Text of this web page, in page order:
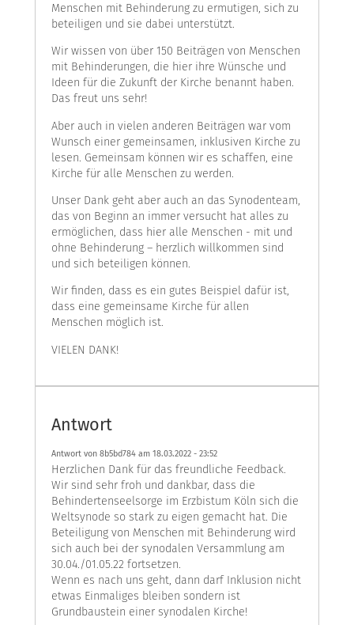
Menschen mit Behinderung zu ermutigen, sich zu
beteiligen und sie dabei unterstützt.
Wir wissen von über 150 Beiträgen von Menschen
mit Behinderungen, die hier ihre Wünsche und
Ideen für die Zukunft der Kirche benannt haben.
Das freut uns sehr!
Aber auch in vielen anderen Beiträgen war vom
Wunsch einer gemeinsamen, inklusiven Kirche zu
lesen. Gemeinsam können wir es schaffen, eine
Kirche für alle Menschen zu werden.
Unser Dank geht aber auch an das Synodenteam,
das von Beginn an immer versucht hat alles zu
ermöglichen, dass hier alle Menschen - mit und
ohne Behinderung – herzlich willkommen sind
und sich beteiligen können.
Wir finden, dass es ein gutes Beispiel dafür ist,
dass eine gemeinsame Kirche für allen
Menschen möglich ist.
VIELEN DANK!
Antwort
Antwort von 8b5bd784 am 18.03.2022 - 23:52
Herzlichen Dank für das freundliche Feedback.
Wir sind sehr froh und dankbar, dass die
Behindertenseelsorge im Erzbistum Köln sich die
Weltsynode so stark zu eigen gemacht hat. Die
Beteiligung von Menschen mit Behinderung wird
sich auch bei der synodalen Versammlung am
30.04./01.05.22 fortsetzen.
Wenn es nach uns geht, dann darf Inklusion nicht
etwas Einmaliges bleiben sondern ist
Grundbaustein einer synodalen Kirche!